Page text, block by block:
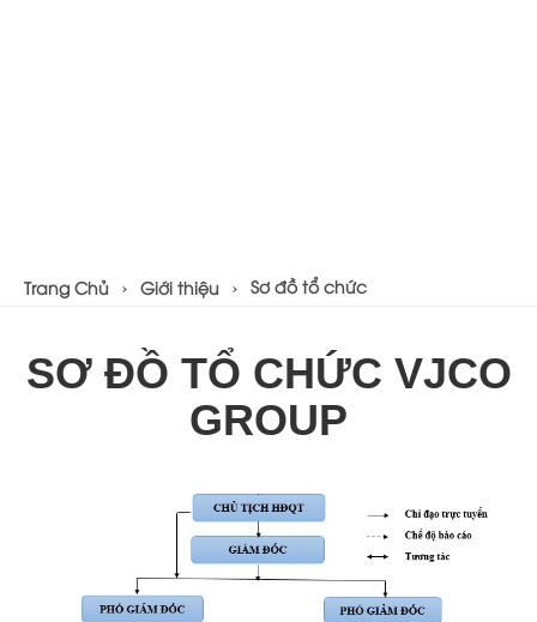
Trang Chủ Giới thiệu Sơ đồ tổ chức
SƠ ĐỒ TỔ CHỨC VJCO
GROUP